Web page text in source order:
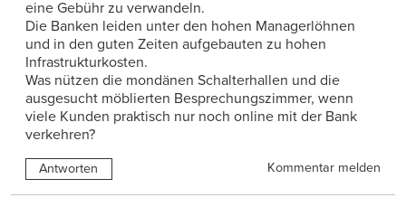
eine Gebühr zu verwandeln.
Die Banken leiden unter den hohen Managerlöhnen
und in den guten Zeiten aufgebauten zu hohen
Infrastrukturkosten.
Was nützen die mondänen Schalterhallen und die
ausgesucht möblierten Besprechungszimmer, wenn
viele Kunden praktisch nur noch online mit der Bank
verkehren?
Antworten Kommentar melden